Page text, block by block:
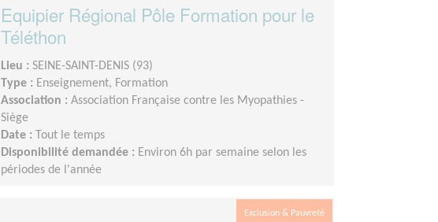
Equipier Régional Pôle Formation pour le
Téléthon
Lieu : SEINE-SAINT-DENIS (93)
Type : Enseignement, Formation
Association : Association Française contre les Myopathies -
Siège
Date :
Tout le temps
Disponibilité demandée : Environ 6h par semaine selon les
périodes de l'année
Exclusion & Pauvreté